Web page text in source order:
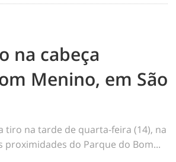
na cabeça
Menino, em São
na tarde de quarta-feira (14), na
proximidades do Parque do Bom...